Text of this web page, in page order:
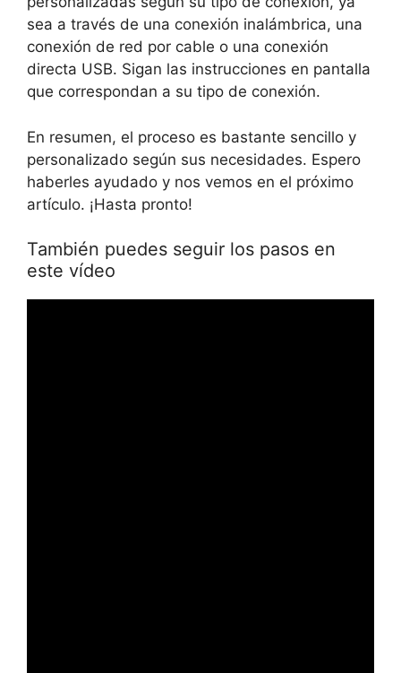
sea a través de una conexión inalámbrica, una
conexión de red por cable o una conexión
directa USB. Sigan las instrucciones en pantalla
que correspondan a su tipo de conexión.
En resumen, el proceso es bastante sencillo y
personalizado según sus necesidades. Espero
haberles ayudado y nos vemos en el próximo
artículo. ¡Hasta pronto!
También puedes seguir los pasos en
este vídeo